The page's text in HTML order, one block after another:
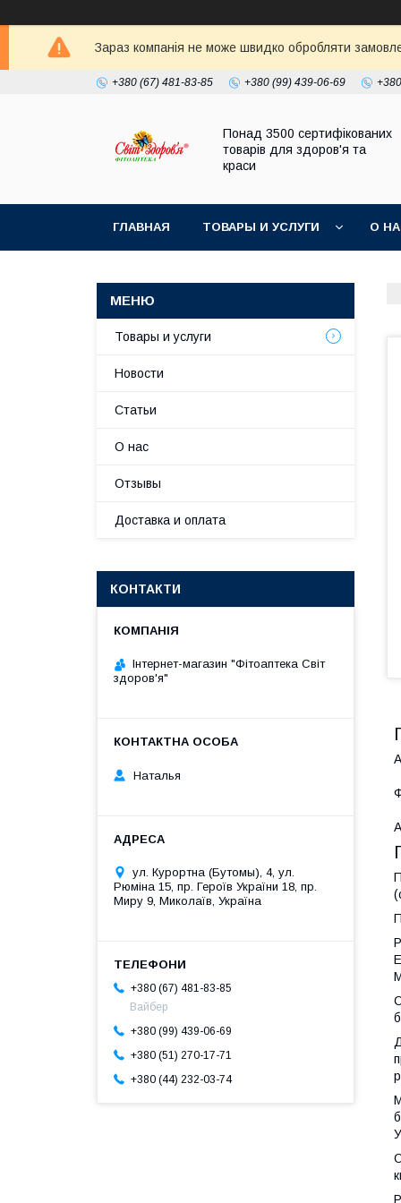
Зараз компанія не може швидко обробляти
+380 (67) 481-83-85 +380 (99) 439-06-69
Понад 3500 сертифікованих
товарів для здоров'я та
краси
ГЛАВНАЯ ТОВАРЫ И УСЛУГИ О
Товары и услуги
Новости
Статьи
О нас
Отзывы
Доставка и оплата
КОНТАКТИ
Інтернет-магазин "Фітоаптека Світ
здоров'я"
Наталья
ул. Курортна (Бутомы), 4, ул.
Рюміна 15, пр. Героїв України 18, пр.
Миру 9, Миколаїв, Україна
+380 (67) 481-83-85
Вайбер
+380 (99) 439-06-69
+380 (51) 270-17-71
+380 (44) 232-03-74